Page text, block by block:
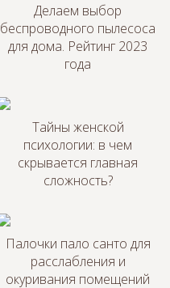
Делаем выбор
беспроводного пылесоса
для дома. Рейтинг 2023
года
Тайны женской
психологии: в чем
скрывается главная
сложность?
Палочки пало санто для
расслабления и
окуривания помещений